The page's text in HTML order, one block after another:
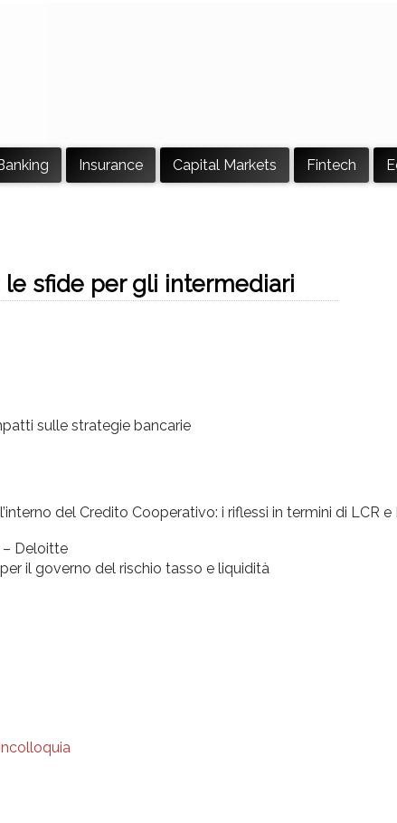
Insurance Capital Markets Fintech
le sfide per gli intermediari​
sulle strategie bancarie
del Credito Cooperativo: i riflessi in termini di LCR e
– Deloitte
il governo del rischio tasso e liquidità